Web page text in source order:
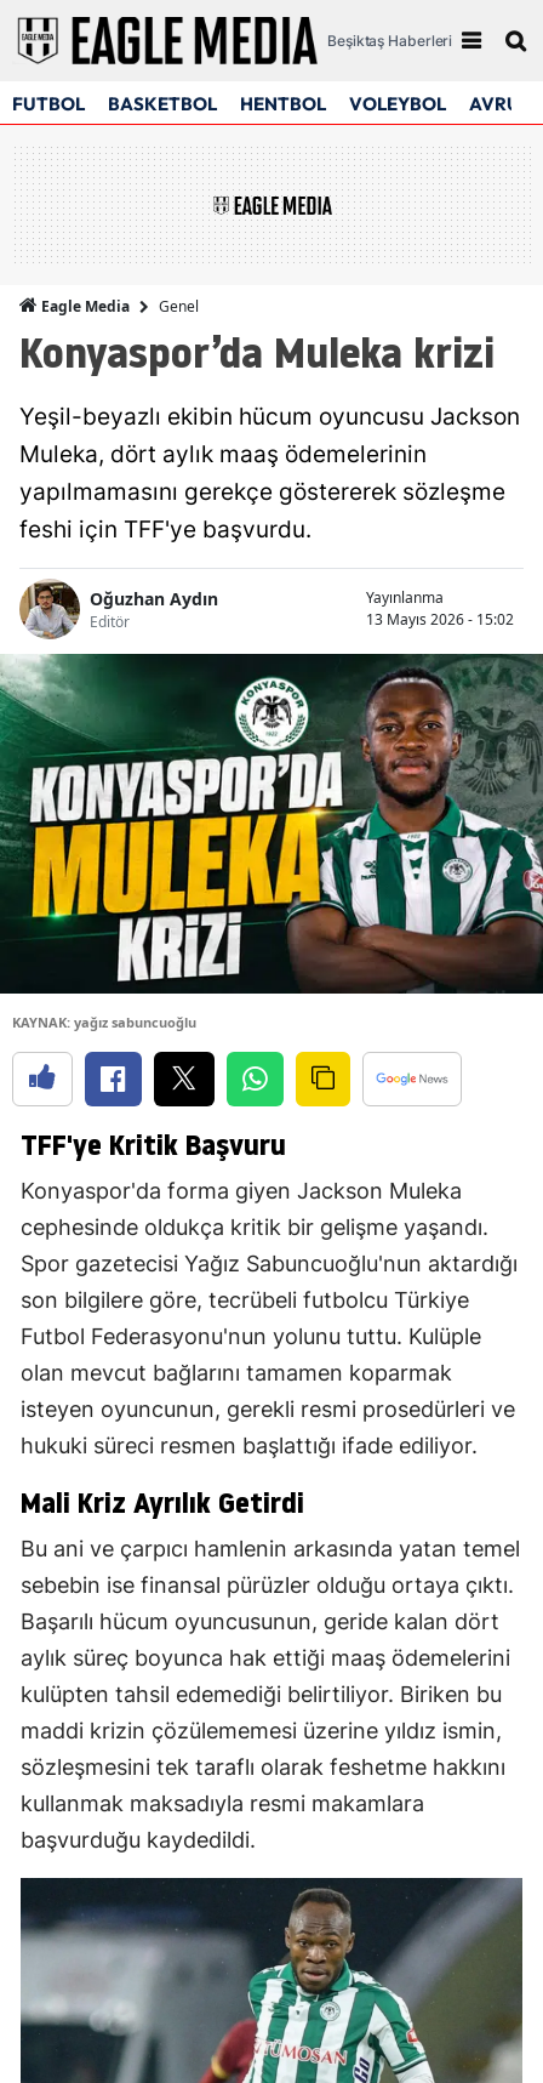
Beşiktaş Haberleri
FUTBOL BASKETBOL HENTBOL VOLEYBOL
Eagle Media Genel
Konyaspor’da Muleka krizi
Yeşil-beyazlı ekibin hücum oyuncusu Jackson
Muleka, dört aylık maaş ödemelerinin
yapılmamasını gerekçe göstererek sözleşme
feshi için TFF'ye başvurdu.
Oğuzhan Aydın
Editör
Yayınlanma
13 Mayıs 2026 - 15:02
KAYNAK: yağız sabuncuoğlu
TFF'ye Kritik Başvuru
Konyaspor'da forma giyen Jackson Muleka
cephesinde oldukça kritik bir gelişme yaşandı.
Spor gazetecisi Yağız Sabuncuoğlu'nun aktardığı
son bilgilere göre, tecrübeli futbolcu Türkiye
Futbol Federasyonu'nun yolunu tuttu. Kulüple
olan mevcut bağlarını tamamen koparmak
isteyen oyuncunun, gerekli resmi prosedürleri ve
hukuki süreci resmen başlattığı ifade ediliyor.
Mali Kriz Ayrılık Getirdi
Bu ani ve çarpıcı hamlenin arkasında yatan temel
sebebin ise finansal pürüzler olduğu ortaya çıktı.
Başarılı hücum oyuncusunun, geride kalan dört
aylık süreç boyunca hak ettiği maaş ödemelerini
kulüpten tahsil edemediği belirtiliyor. Biriken bu
maddi krizin çözülememesi üzerine yıldız ismin,
sözleşmesini tek taraflı olarak feshetme hakkını
kullanmak maksadıyla resmi makamlara
başvurduğu kaydedildi.